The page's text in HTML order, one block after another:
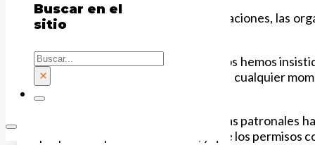
Buscar en el
sitio
Buscar
×
Desde que comenzaran las negociaciones, las
una postura conjunta.
En el área de permisos los sindicatos hemos
hospitalización pueda comenzar en cualquier
trabajador.
Los principales puntos en los que las patronales
propuestas por los sindicatos, y que los permisos